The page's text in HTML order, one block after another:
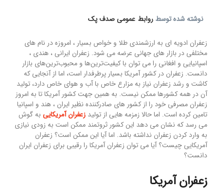
نوشته شده توسطروابط عمومی صدف پک
زعفران ادویه ای به ارزشمندی طلا و خواص بسیار ، امروزه در نام های
مختلفی در بازار های جهانی عرضه می شود. زعفران ایرانی ، هندی ،
اسپانیایی و افغانی را می توان با کیفیت‌ترین‌ها و محبوب‌ترین‌های بازار
دانست. زعفران در کشور آمریکا بسیار پرطرفدار است، اما از آنجایی که
کاشت و رشد زعفران نیاز به مزارع خاص با آب و هوای خاص دارد، تولید
آن در همه کشورها ممکن نیست. به همین جهت کشور آمریکا تا به امروز
زعفران مصرفی خود را از کشور های صادرکننده نظیر ایران ، هند و اسپانیا
تامین کرده است. اما حالا زمزمه هایی از تولید زعفران آمریکایی به گوش
می رسد که نشان می دهد این کشور ثروتمند ممکن است به زودی نیازی
به وارد کردن زعفران نداشته باشد. اما آیا این ممکن است؟ زعفران
آمریکایی چیست؟ آیا می توان زعفران آمریکا را رقیبی برای زعفران ایران
دانست؟
زعفران آمریکا